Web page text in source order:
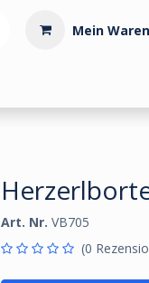
Mein
Art. Nr. VB705
(0